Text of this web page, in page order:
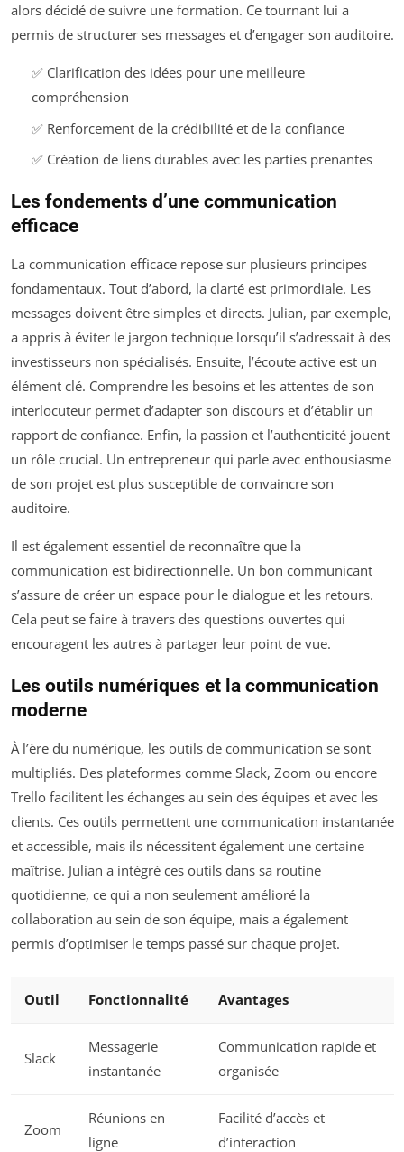
alors décidé de suivre une formation. Ce tournant lui a
permis de structurer ses messages et d’engager son auditoire.
✅ Clarification des idées pour une meilleure
compréhension
✅ Renforcement de la crédibilité et de la confiance
✅ Création de liens durables avec les parties prenantes
Les fondements d’une communication
efficace
La communication efficace repose sur plusieurs principes
fondamentaux. Tout d’abord, la clarté est primordiale. Les
messages doivent être simples et directs. Julian, par exemple,
a appris à éviter le jargon technique lorsqu’il s’adressait à des
investisseurs non spécialisés. Ensuite, l’écoute active est un
élément clé. Comprendre les besoins et les attentes de son
interlocuteur permet d’adapter son discours et d’établir un
rapport de confiance. Enfin, la passion et l’authenticité jouent
un rôle crucial. Un entrepreneur qui parle avec enthousiasme
de son projet est plus susceptible de convaincre son
auditoire.
Il est également essentiel de reconnaître que la
communication est bidirectionnelle. Un bon communicant
s’assure de créer un espace pour le dialogue et les retours.
Cela peut se faire à travers des questions ouvertes qui
encouragent les autres à partager leur point de vue.
Les outils numériques et la communication
moderne
À l’ère du numérique, les outils de communication se sont
multipliés. Des plateformes comme Slack, Zoom ou encore
Trello facilitent les échanges au sein des équipes et avec les
clients. Ces outils permettent une communication instantanée
et accessible, mais ils nécessitent également une certaine
maîtrise. Julian a intégré ces outils dans sa routine
quotidienne, ce qui a non seulement amélioré la
collaboration au sein de son équipe, mais a également
permis d’optimiser le temps passé sur chaque projet.
Outil Fonctionnalité Avantages
Slack
Messagerie
instantanée
Communication rapide et
organisée
Zoom
Réunions en
ligne
Facilité d’accès et
d’interaction